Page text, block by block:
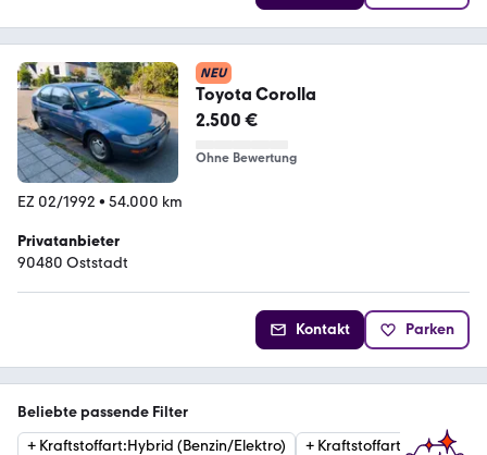
NEU
Toyota Corolla
2.500 €
Ohne Bewertung
EZ 02/1992 • 54.000 km
Privatanbieter
90480 Oststadt
Kontakt Parken
Beliebte passende Filter
+ Kraftstoffart:Hybrid (Benzin/Elektro) + Kraftstoffart Benzin